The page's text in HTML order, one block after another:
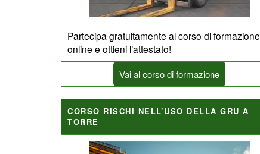
Partecipa gratuitamente al corso di formazione
online e ottieni l’attestato!
Vai al corso di formazione
CORSO RISCHI NELL’USO DELLA GRU A
TORRE